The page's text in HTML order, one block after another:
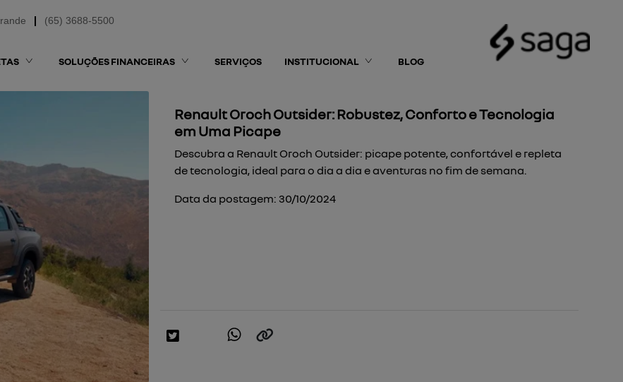
(65) 3688-5500
SOLUÇÕES FINANCEIRAS SERVIÇOS INSTITUCIONAL BLOG
Renault Oroch Outsider: Robustez, Conforto e Tecnologia
em Uma Picape
Descubra a Renault Oroch Outsider: picape potente, confortável e repleta
de tecnologia, ideal para o dia a dia e aventuras no fim de semana.
Data da postagem: 30/10/2024